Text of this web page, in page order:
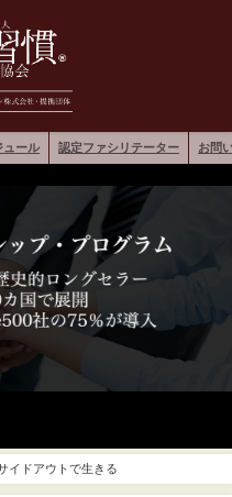
ュール 認定ファシリテーター お問
イドアウトで生きる